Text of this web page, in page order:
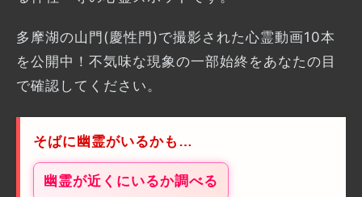
多摩湖の山門(慶性門)で撮影された心霊動画10本
を公開中！不気味な現象の一部始終をあなたの目
で確認してください。
そばに幽霊がいるかも…
幽霊が近くにいるか調べる